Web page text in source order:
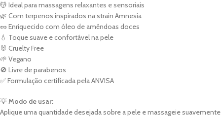
💆 Ideal para massagens relaxantes e sensoriais
🌿 Com terpenos inspirados na strain Amnesia
🥜 Enriquecido com óleo de amêndoas doces
💧 Toque suave e confortável na pele
🐰 Cruelty Free
🌱 Vegano
🚫 Livre de parabenos
✅ Formulação certificada pela ANVISA
💡Modo de usar:
Aplique uma quantidade desejada sobre a pele e massageie suavemente